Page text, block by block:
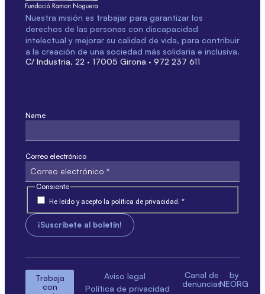
Nuestra misión es trabajar para garantizar los
derechos de las personas con discapacidad
intelectual y mejorar su calidad de vida, para contribuir
a la creación de una sociedad más solidaria e inclusiva.
C/ Industria, 22 · 17005 Girona · 972 237 611
Name
Correo electrónico
Consiente
He leído y acepto la política de privacidad. *
Trabaja
con
Aviso legal
Política de privacidad
Canal de
denuncias
by
NEORG